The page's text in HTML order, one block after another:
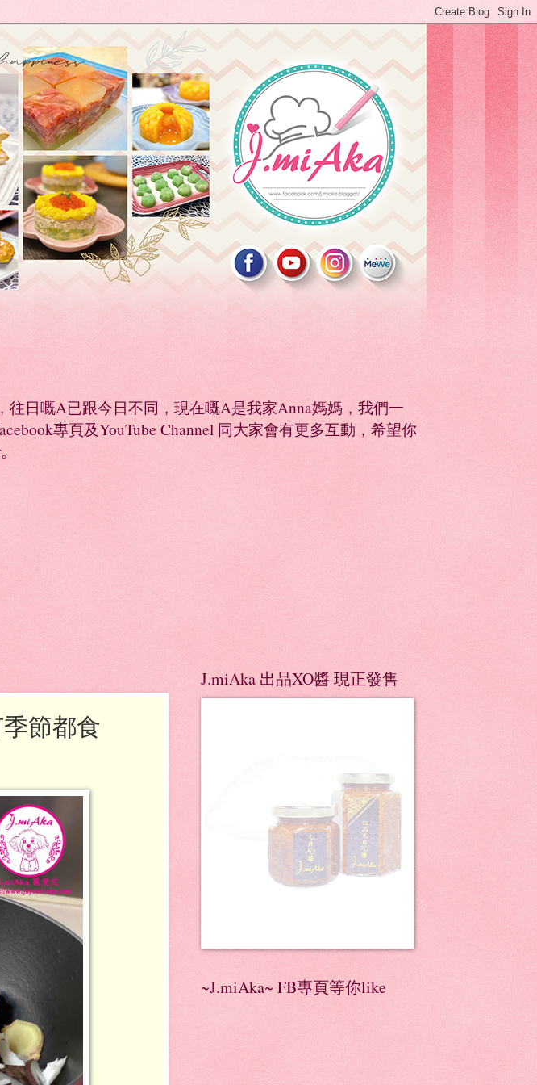
往日嘅A已跟今日不同，現在嘅A是我家Anna媽媽，我們一
專頁及YouTube Channel 同大家會有更多互動，希望你
節都食
J.miAka 出品XO醬 現正發售
~J.miAka~ FB專頁等你like